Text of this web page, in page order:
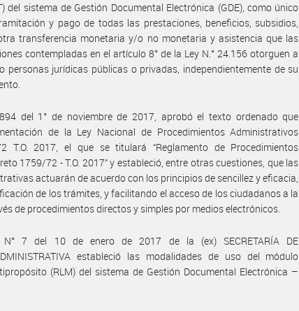
del sistema de Gestión Documental Electrónica (GDE), como único
y pago de todas las prestaciones, beneficios, subsidios,
transferencia monetaria y/o no monetaria y asistencia que las
contempladas en el artículo 8° de la Ley N.° 24.156 otorguen a
personas jurídicas públicas o privadas, independientemente de su
del 1° de noviembre de 2017, aprobó el texto ordenado que
de la Ley Nacional de Procedimientos Administrativos
T.O. 2017, el que se titulará “Reglamento de Procedimientos
1759/72 - T.O. 2017” y estableció, entre otras cuestiones, que las
actuarán de acuerdo con los principios de sencillez y eficacia,
de los trámites, y facilitando el acceso de los ciudadanos a la
de procedimientos directos y simples por medios electrónicos.
N° 7 del 10 de enero de 2017 de la (ex) SECRETARÍA DE
estableció las modalidades de uso del módulo
(RLM) del sistema de Gestión Documental Electrónica –